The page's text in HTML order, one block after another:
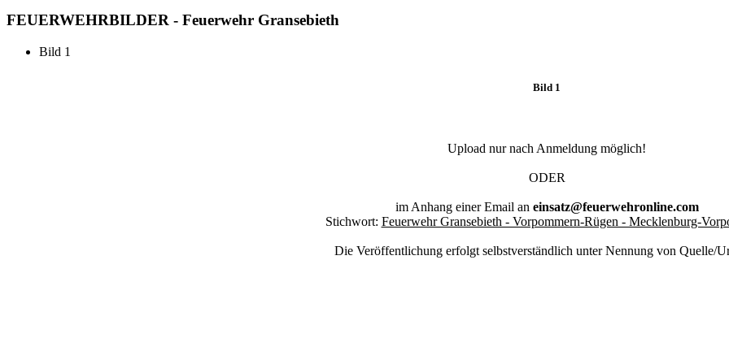
FEUERWEHRBILDER - Feuerwehr Gransebieth
Bild 1
Bild 1
Upload nur nach Anmeldung möglich!
ODER
im Anhang einer Email an einsatz@feuerwehronline.com
Stichwort: Feuerwehr Gransebieth - Vorpommern-Rügen - Mecklenburg-
Die Veröffentlichung erfolgt selbstverständlich unter Nennung von Quelle/